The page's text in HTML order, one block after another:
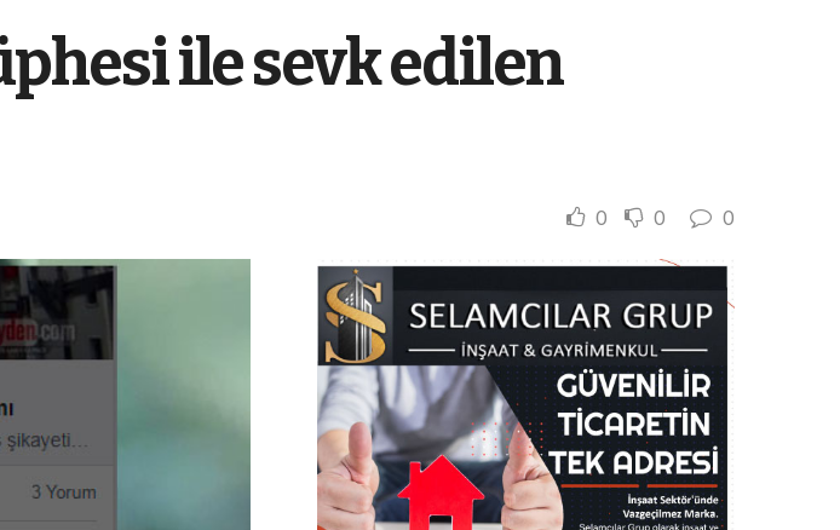
önce
ile sevk edilen
0 0 0